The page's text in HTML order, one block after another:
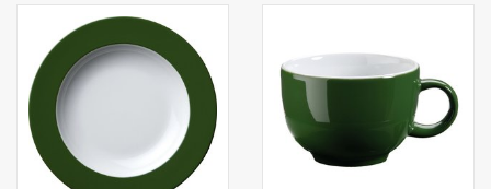
Küchentechnik
Küchenmöbel